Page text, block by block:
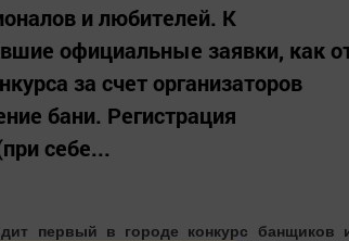
и любителей. К
официальные заявки, как
за счет организаторов
бани. Регистрация
себе...
первый в городе конкурс банщиков